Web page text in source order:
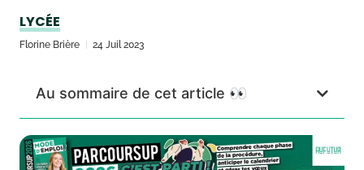
LYCÉE
Florine Brière 24 Juil 2023
Au sommaire de cet article 👀